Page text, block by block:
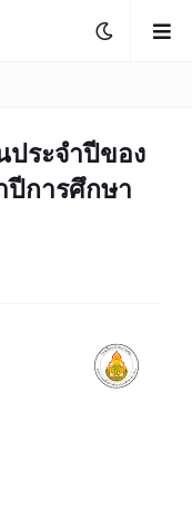
ประจำปีของ
ปีการศึกษา